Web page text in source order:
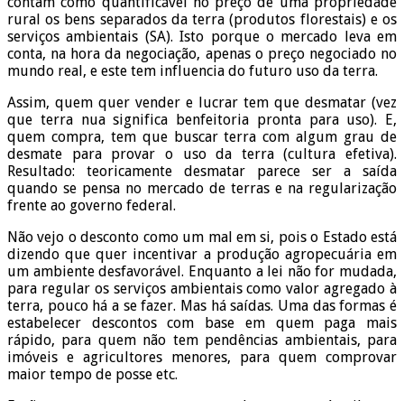
rural os bens separados da terra (produtos florestais) e os
serviços ambientais (SA). Isto porque o mercado leva em
conta, na hora da negociação, apenas o preço negociado no
mundo real, e este tem influencia do futuro uso da terra.
Assim, quem quer vender e lucrar tem que desmatar (vez
que terra nua significa benfeitoria pronta para uso). E,
quem compra, tem que buscar terra com algum grau de
desmate para provar o uso da terra (cultura efetiva).
Resultado: teoricamente desmatar parece ser a saída
quando se pensa no mercado de terras e na regularização
frente ao governo federal.
Não vejo o desconto como um mal em si, pois o Estado está
dizendo que quer incentivar a produção agropecuária em
um ambiente desfavorável. Enquanto a lei não for mudada,
para regular os serviços ambientais como valor agregado à
terra, pouco há a se fazer. Mas há saídas. Uma das formas é
estabelecer descontos com base em quem paga mais
rápido, para quem não tem pendências ambientais, para
imóveis e agricultores menores, para quem comprovar
maior tempo de posse etc.